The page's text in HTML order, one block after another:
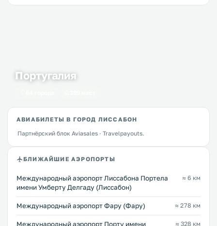
Португалия
АВИАБИЛЕТЫ В ГОРОД ЛИССАБОН
Партнёрский блок Aviasales · Travelpayouts.
БЛИЖАЙШИЕ АЭРОПОРТЫ
Международный аэропорт Лиссабона Портела
имени Умберту Делгаду (Лиссабон)
≈ 6 км
Международный аэропорт Фару (Фару) ≈ 278 км
Международный аэропорт Порту имени
≈ 328 км